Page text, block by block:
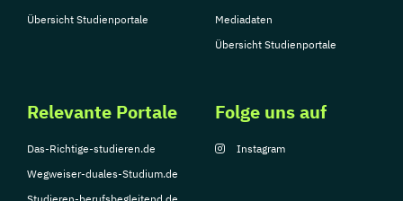
Übersicht Studienportale
Mediadaten
Übersicht Studienportale
Relevante Portale
Das-Richtige-studieren.de
Wegweiser-duales-Studium.de
Folge uns auf
Instagram